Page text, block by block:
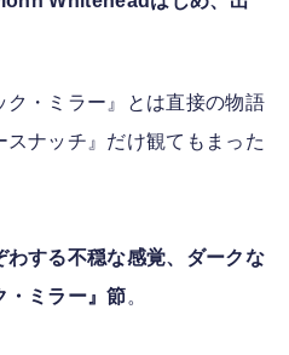
ク・ミラー』とは直接の物語
ナッチ』だけ観てもまった
わする不穏な感覚、ダークな
・ミラー』節。